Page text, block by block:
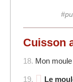
Cuisson
18. Mon
19.
Le